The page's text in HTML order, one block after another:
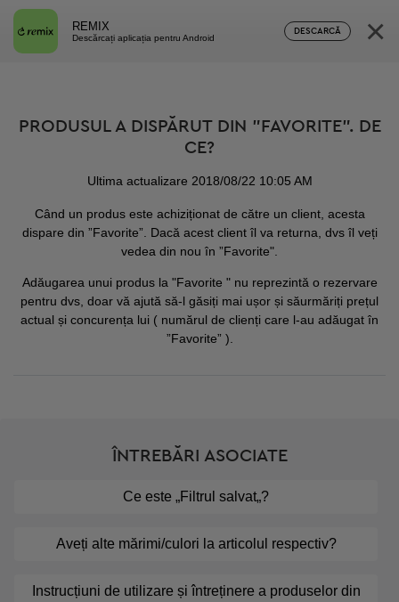
REMIX
Descărcați aplicația pentru Android
DESCARCĂ ×
PRODUSUL A DISPĂRUT DIN ”FAVORITE”. DE
CE?
Ultima actualizare 2018/08/22 10:05 AM
Când un produs este achiziționat de către un client, acesta
dispare din ”Favorite”. Dacă acest client îl va returna, dvs îl veți
vedea din nou în ”Favorite".
Adăugarea unui produs la "Favorite " nu reprezintă o rezervare
pentru dvs, doar vă ajută să-l găsiți mai ușor și săurmăriți prețul
actual și concurența lui ( numărul de clienți care l-au adăugat în
”Favorite” ).
ÎNTREBĂRI ASOCIATE
Ce este „Filtrul salvat„?
Aveți alte mărimi/culori la articolul respectiv?
Instrucțiuni de utilizare și întreținere a produselor din